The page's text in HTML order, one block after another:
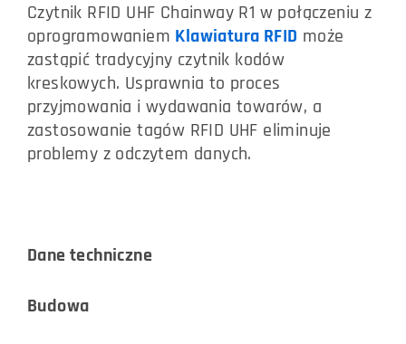
Czytnik RFID UHF Chainway R1 w połączeniu z
oprogramowaniem Klawiatura RFID może
zastąpić tradycyjny czytnik kodów
kreskowych. Usprawnia to proces
przyjmowania i wydawania towarów, a
zastosowanie tagów RFID UHF eliminuje
problemy z odczytem danych.
Dane techniczne
Budowa